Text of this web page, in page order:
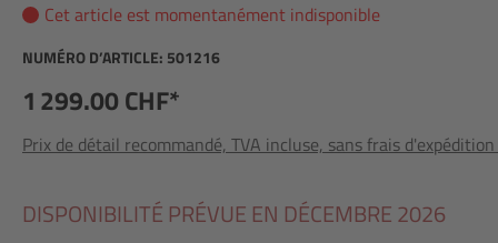
Cet article est momentanément indisponible
NUMÉRO D’ARTICLE: 501216
1 299.00 CHF*
Prix de détail recommandé, TVA incluse, sans frais
DISPONIBILITÉ PRÉVUE EN DÉCEMBRE 2026